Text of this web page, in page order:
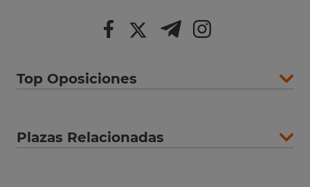
Top Oposiciones
Plazas Relacionadas